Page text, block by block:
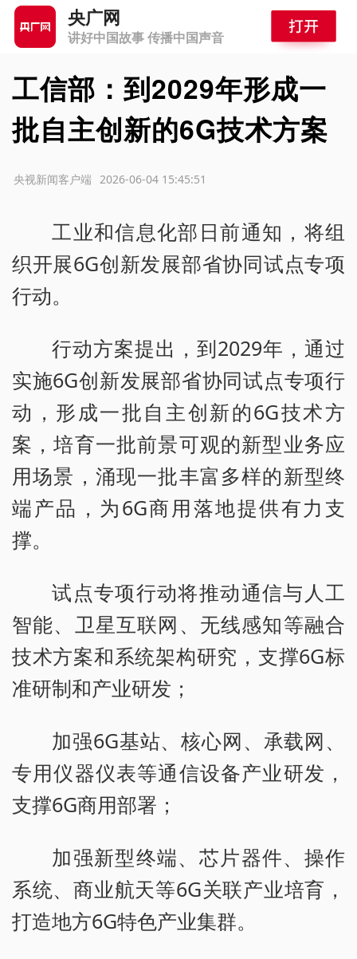
央广网
讲好中国故事 传播中国声音
工信部：到2029年形成一
批自主创新的6G技术方案
2026-06-04 15:45:51
央视新闻客户端
工业和信息化部日前通知，将组
织开展6G创新发展部省协同试点专项
行动。
行动方案提出，到2029年，通过
实施6G创新发展部省协同试点专项行
动，形成一批自主创新的6G技术方
案，培育一批前景可观的新型业务应
用场景，涌现一批丰富多样的新型终
端产品，为6G商用落地提供有力支
撑。
试点专项行动将推动通信与人工
智能、卫星互联网、无线感知等融合
技术方案和系统架构研究，支撑6G标
准研制和产业研发；
加强6G基站、核心网、承载网、
专用仪器仪表等通信设备产业研发，
支撑6G商用部署；
加强新型终端、芯片器件、操作
系统、商业航天等6G关联产业培育，
打造地方6G特色产业集群。